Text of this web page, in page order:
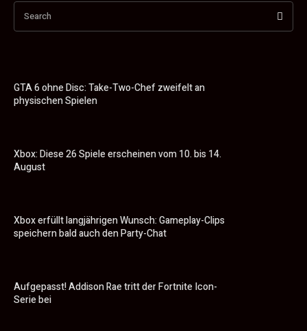
Search
GTA 6 ohne Disc: Take-Two-Chef zweifelt an
physischen Spielen
Xbox: Diese 26 Spiele erscheinen vom 10. bis 14.
August
Xbox erfüllt langjährigen Wunsch: Gameplay-Clips
speichern bald auch den Party-Chat
Aufgepasst! Addison Rae tritt der Fortnite Icon-
Serie bei